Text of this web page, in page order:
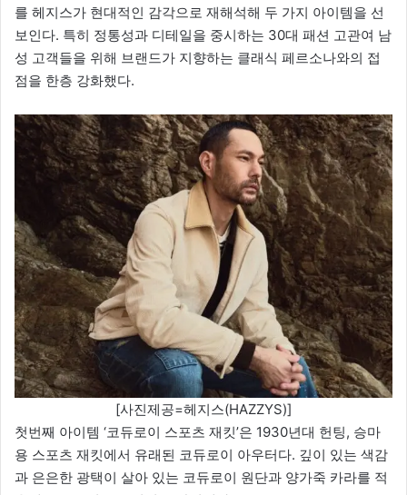
를 헤지스가 현대적인 감각으로 재해석해 두 가지 아이템을 선
보인다. 특히 정통성과 디테일을 중시하는 30대 패션 고관여 남
성 고객들을 위해 브랜드가 지향하는 클래식 페르소나와의 접
점을 한층 강화했다.
[사진제공=헤지스(HAZZYS)]
첫번째 아이템 ‘코듀로이 스포츠 재킷’은 1930년대 헌팅, 승마
용 스포츠 재킷에서 유래된 코듀로이 아우터다. 깊이 있는 색감
과 은은한 광택이 살아 있는 코듀로이 원단과 양가죽 카라를 적